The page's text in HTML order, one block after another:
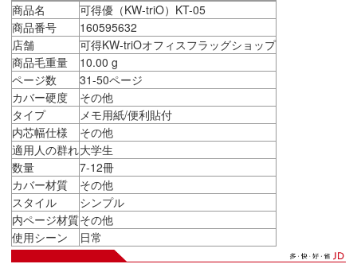
商品名
可得優（KW-triO）KT-05
商品番号
160595632
店舗
可得KW-triOオフィスフラッグショップ
商品毛重量
10.00 g
ページ数
31-50ページ
カバー硬度
その他
タイプ
メモ用紙/便利貼付
内芯幅仕様
その他
適用人の群れ大学生
数量
7-12冊
カバー材質
その他
スタイル
シンプル
内ページ材質その他
使用シーン
日常